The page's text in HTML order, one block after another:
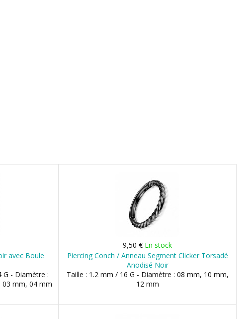
avec Boule
G - Diamètre :
03 mm, 04 mm
9,50 € En stock
Piercing Conch / Anneau Segment Clicker Torsadé
Anodisé Noir
Taille : 1.2 mm / 16 G - Diamètre : 08 mm, 10 mm,
12 mm